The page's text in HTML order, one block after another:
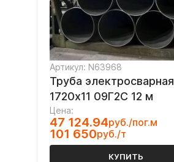
Артикул: N63968
Труба электросварная
1720х11 09Г2С 12 м
Цена:
47 124.94руб./пог.м
101 650руб./т
КУПИТЬ